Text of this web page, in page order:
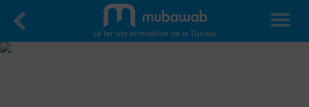
Le 1er site immobilier de la Tunisie